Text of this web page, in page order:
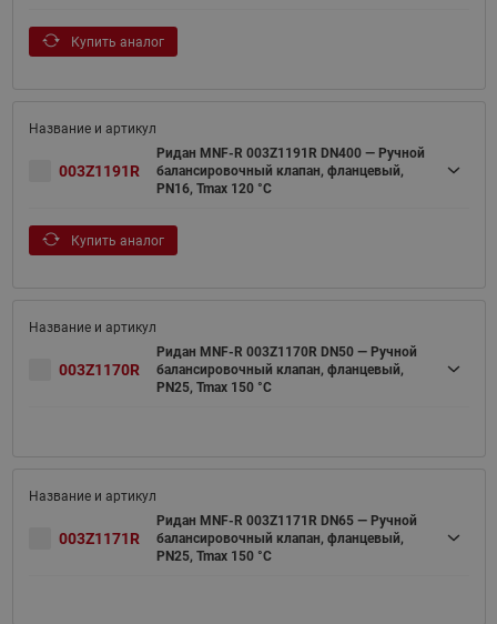
Купить аналог
003Z1191R
Ридан MNF-R 003Z1191R DN400 — Ручной
балансировочный клапан, фланцевый,
PN16, Tmax 120 °C
Купить аналог
003Z1170R
Ридан MNF-R 003Z1170R DN50 — Ручной
балансировочный клапан, фланцевый,
PN25, Tmax 150 °C
003Z1171R
Ридан MNF-R 003Z1171R DN65 — Ручной
балансировочный клапан, фланцевый,
PN25, Tmax 150 °C